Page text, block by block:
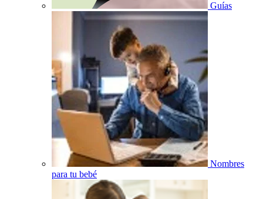
Guías
Nombres
para tu bebé